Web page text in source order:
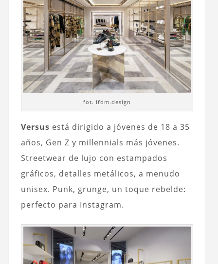
fot. ifdm.design
Versus está dirigido a jóvenes de 18 a 35
años, Gen Z y millennials más jóvenes.
Streetwear de lujo con estampados
gráficos, detalles metálicos, a menudo
unisex. Punk, grunge, un toque rebelde:
perfecto para Instagram.